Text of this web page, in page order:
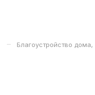
– Благоустройство